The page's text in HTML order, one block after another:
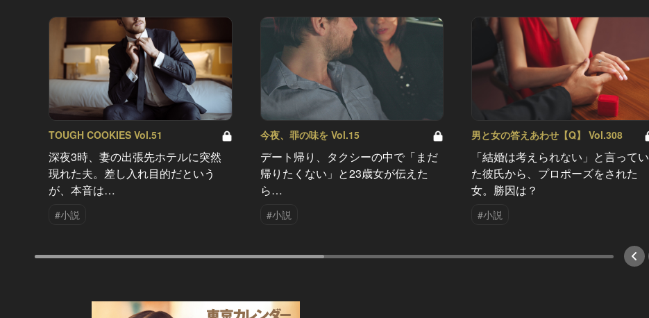
TOUGH COOKIES Vol.51
深夜3時、妻の出張先ホテルに突然
現れた夫。差し入れ目的だという
が、本音は…
#小説
今夜、罪の味を Vol.15
デート帰り、タクシーの中で「まだ
帰りたくない」と23歳女が伝えた
ら…
#小説
男と女の答えあわせ【Q】 Vol.308
「結婚は考えられない」と言ってい
た彼氏から、プロポーズをされた
女。勝因は？
#小説